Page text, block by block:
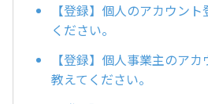
【登録】個人のアカウン
ください。
【登録】個人事業主のア
教えてください。